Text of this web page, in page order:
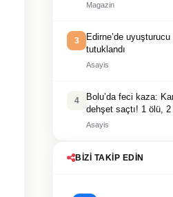
Magazin
3
Edirne’de
tutuklandı
Asayis
4
Bolu’da feci kaza:
dehşet saçtı! 1 ölü, 2
Asayis
BIZI TAKIP EDIN